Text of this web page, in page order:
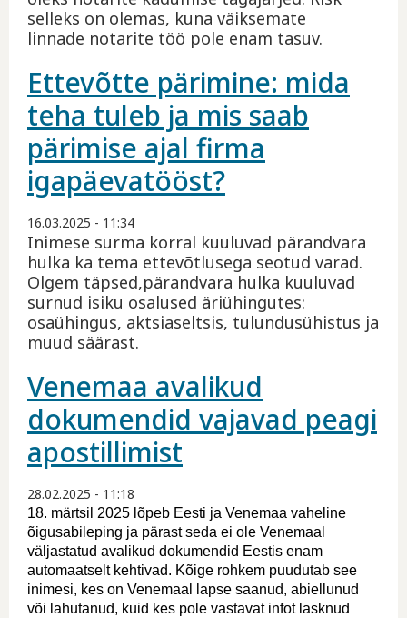
selleks on olemas, kuna väiksemate
linnade notarite töö pole enam tasuv.
Ettevõtte pärimine: mida
teha tuleb ja mis saab
pärimise ajal firma
igapäevatööst?
16.03.2025 - 11:34
Inimese surma korral kuuluvad pärandvara
hulka ka tema ettevõtlusega seotud varad.
Olgem täpsed,pärandvara hulka kuuluvad
surnud isiku osalused äriühingutes:
osaühingus, aktsiaseltsis, tulundusühistus ja
muud säärast.
Venemaa avalikud
dokumendid vajavad peagi
apostillimist
28.02.2025 - 11:18
18. märtsil 2025 lõpeb Eesti ja Venemaa vaheline
õigusabileping ja pärast seda ei ole Venemaal
väljastatud avalikud dokumendid Eestis enam
automaatselt kehtivad. Kõige rohkem puudutab see
inimesi, kes on Venemaal lapse saanud, abiellunud
või lahutanud, kuid kes pole vastavat infot lasknud